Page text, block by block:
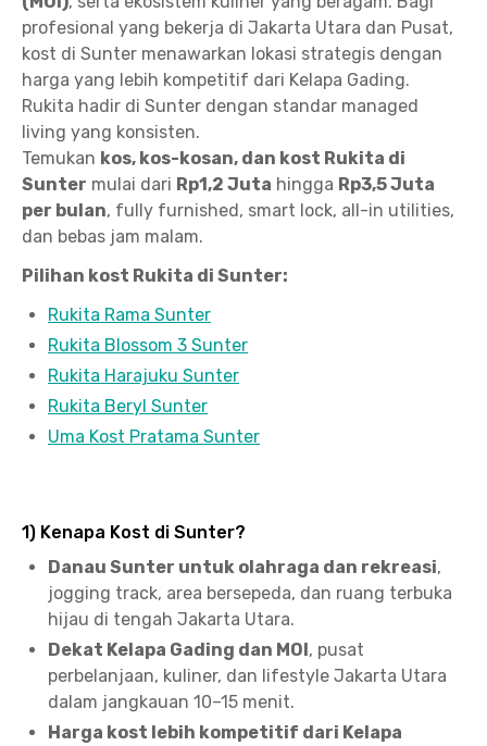
profesional yang bekerja di Jakarta Utara dan Pusat,
kost di Sunter menawarkan lokasi strategis dengan
harga yang lebih kompetitif dari Kelapa Gading.
Rukita hadir di Sunter dengan standar managed
living yang konsisten.
Temukan kos, kos-kosan, dan kost Rukita di
Sunter mulai dari Rp1,2 Juta hingga Rp3,5 Juta
per bulan, fully furnished, smart lock, all-in utilities,
dan bebas jam malam.
Pilihan kost Rukita di Sunter:
Rukita Rama Sunter
Rukita Blossom 3 Sunter
Rukita Harajuku Sunter
Rukita Beryl Sunter
Uma Kost Pratama Sunter
1) Kenapa Kost di Sunter?
Danau Sunter untuk olahraga dan rekreasi,
jogging track, area bersepeda, dan ruang terbuka
hijau di tengah Jakarta Utara.
Dekat Kelapa Gading dan MOI, pusat
perbelanjaan, kuliner, dan lifestyle Jakarta Utara
dalam jangkauan 10–15 menit.
Harga kost lebih kompetitif dari Kelapa